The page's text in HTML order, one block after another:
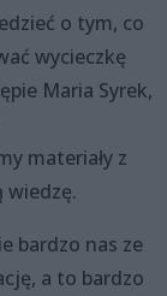
o tym, co
wycieczkę
Maria Syrek,
materiały z
wiedzę.
bardzo nas ze
a to bardzo